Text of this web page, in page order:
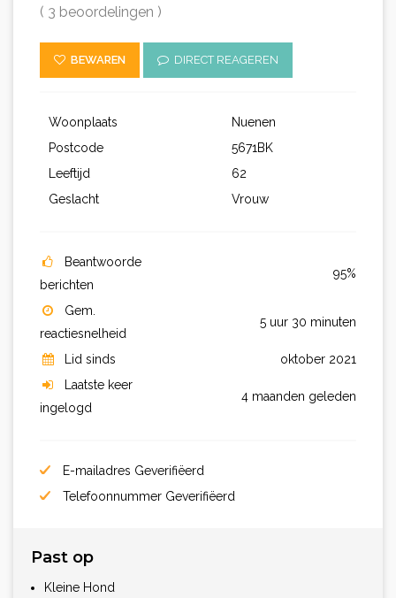
( 3 beoordelingen )
BEWAREN DIRECT REAGEREN
Woonplaats
Nuenen
Postcode
5671BK
Leeftijd
62
Geslacht
Vrouw
Beantwoorde
berichten
95%
Gem.
reactiesnelheid
5 uur 30 minuten
Lid sinds
oktober 2021
Laatste keer
ingelogd
4 maanden geleden
E-mailadres Geverifiëerd
Telefoonnummer Geverifiëerd
Past op
Kleine Hond